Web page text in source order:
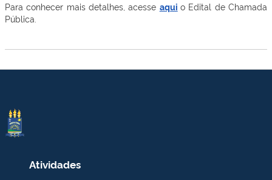
Para conhecer mais detalhes, acesse aqui o Edital de Chamada
Pública.
Atividades